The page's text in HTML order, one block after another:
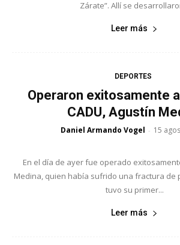
Zárate”. Allí se
Leer más
DEPORTES
Operaron exitosamente
CADU, Agustín
Daniel Armando Vogel - 15
En el día de ayer fue operado
Medina, quien había sufrido una fractura de
tuvo su primer...
Leer más